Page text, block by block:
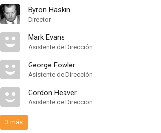
Byron Haskin
Director
Mark Evans
Asistente de Dirección
George Fowler
Asistente de Dirección
Gordon Heaver
Asistente de Dirección
3 más